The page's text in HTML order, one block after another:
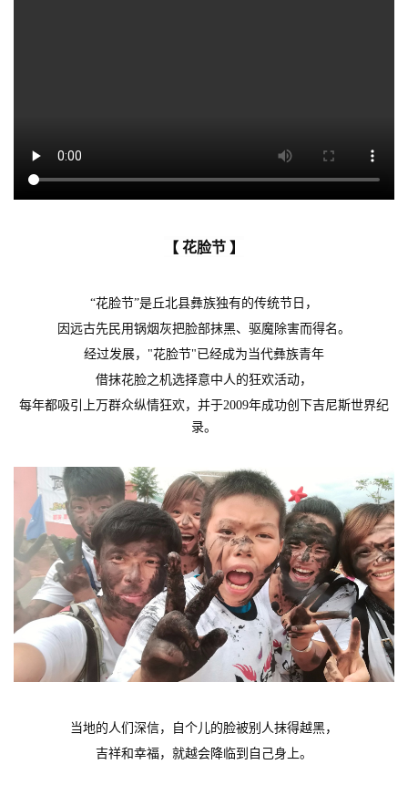
【 花脸节 】
“花脸节”是丘北县彝族独有的传统节日，
因远古先民用锅烟灰把脸部抹黑、驱魔除害而得名。
经过发展，"花脸节"已经成为当代彝族青年
借抹花脸之机选择意中人的狂欢活动，
每年都吸引上万群众纵情狂欢，并于2009年成功创下吉尼斯世界纪
录。
当地的人们深信，自个儿的脸被别人抹得越黑，
吉祥和幸福，就越会降临到自己身上。